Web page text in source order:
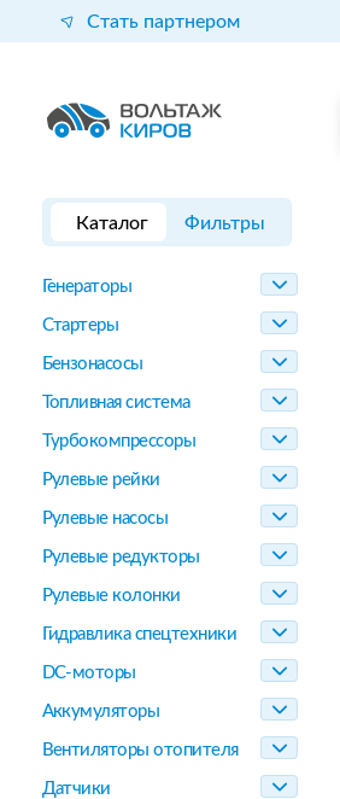
Стать партнером
Каталог Фильтры
Генераторы
Стартеры
Бензонасосы
Топливная система
Турбокомпрессоры
Рулевые рейки
Рулевые насосы
Рулевые редукторы
Рулевые колонки
Гидравлика спецтехники
DC-моторы
Аккумуляторы
Вентиляторы отопителя
Датчики